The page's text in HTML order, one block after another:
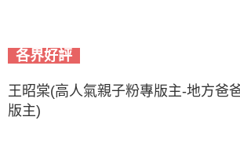
各界好評
王昭棠(高人氣親子粉專版主-地方爸
版主)